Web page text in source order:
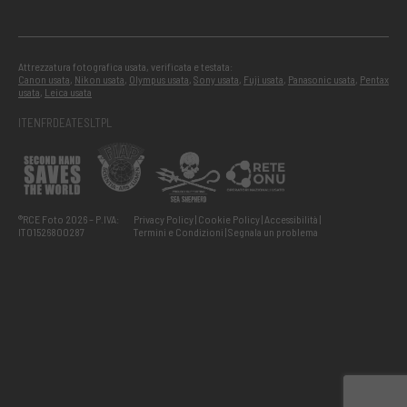
Attrezzatura fotografica usata, verificata e testata:
Canon usata, Nikon usata, Olympus usata, Sony usata, Fuji usata, Panasonic usata, Pentax
usata, Leica usata
ITENFRDEATESLTPL
®RCE Foto 2026 – P.IVA:
IT01526800287
Privacy Policy Cookie Policy Accessibilità
Termini e Condizioni Segnala un problema